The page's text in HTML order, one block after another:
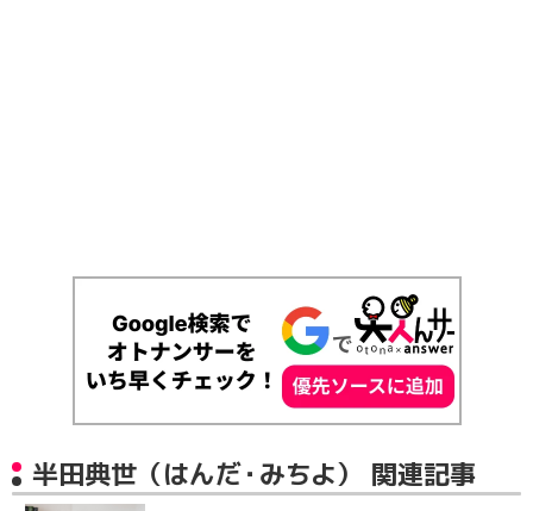
半田典世（はんだ・みちよ） 関連記事